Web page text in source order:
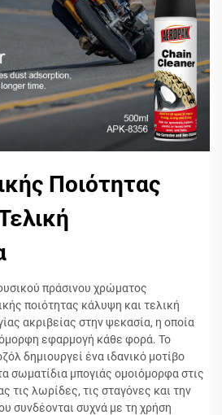
Ποιότητας
πράσινου χρώματος
ποιότητας κάλυψη και τελική
ακριβείας στην ψεκασία, η οποία
εφαρμογή κάθε φορά. Το
δημιουργεί ένα ιδανικό μοτίβο
σωματίδια μπογιάς ομοιόμορφα στις
τις λωρίδες, τις σταγόνες και την
συνδέονται συχνά με τη χρήση